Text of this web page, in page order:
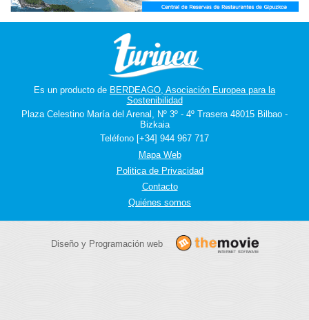
Es un producto de BERDEAGO, Asociación Europea para la
Sostenibilidad
Plaza Celestino María del Arenal, Nº 3º - 4º Trasera 48015 Bilbao -
Bizkaia
Teléfono [+34] 944 967 717
Mapa Web
Politica de Privacidad
Contacto
Quiénes somos
Diseño y Programación web